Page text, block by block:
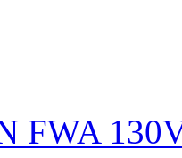
FWA